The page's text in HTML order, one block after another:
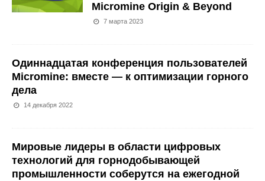
Micromine Origin & Beyond
7 марта 2023
Одиннадцатая конференция пользователей
Micromine: вместе — к оптимизации горного
дела
14 декабря 2022
Мировые лидеры в области цифровых
технологий для горнодобывающей
промышленности соберутся на ежегодной